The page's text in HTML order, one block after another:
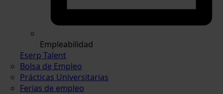
Empleabilidad
Eserp Talent
Bolsa de Empleo
Prácticas Universitarias
Ferias de empleo